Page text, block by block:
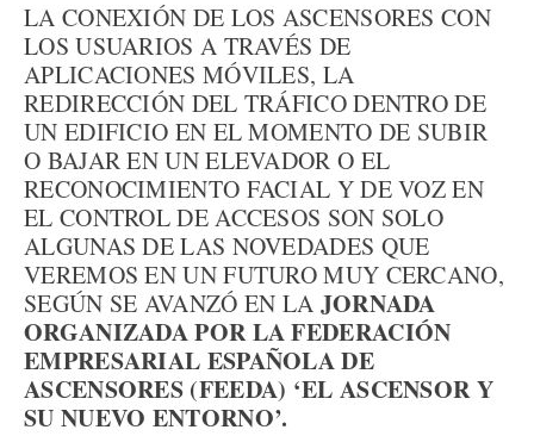
LA CONEXIÓN DE LOS ASCENSORES CON
LOS USUARIOS A TRAVÉS DE
APLICACIONES MÓVILES, LA
REDIRECCIÓN DEL TRÁFICO DENTRO DE
UN EDIFICIO EN EL MOMENTO DE SUBIR
O BAJAR EN UN ELEVADOR O EL
RECONOCIMIENTO FACIAL Y DE VOZ EN
EL CONTROL DE ACCESOS SON SOLO
ALGUNAS DE LAS NOVEDADES QUE
VEREMOS EN UN FUTURO MUY CERCANO,
SEGÚN SE AVANZÓ EN LA JORNADA
ORGANIZADA POR LA FEDERACIÓN
EMPRESARIAL ESPAÑOLA DE
ASCENSORES (FEEDA) ‘EL ASCENSOR Y
SU NUEVO ENTORNO’.